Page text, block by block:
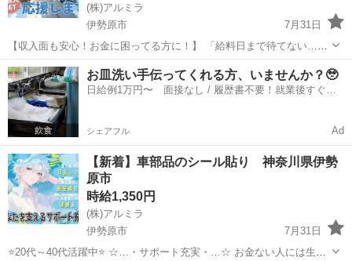
(株)アルミラ
伊勢原市
7月31日
【収入面も安心！お金に困ってる方に！】 「給料日まで待てない…」
「お財布ピンチ…」 そんな時も大丈夫！ 日払いOKだから 働いた分の
給与をすぐに受け取れます！ 急な出費にも対応できて ...
神奈川 伊勢原市 倉庫
お皿洗い手伝ってくれる方、いませんか？🥹
日給例1万円〜 面接なし / 履歴書不要！就業後すぐに
シェアフル Ad
【新着】車部品のシール貼り 神奈川県伊勢
原市
時給1,350円
(株)アルミラ
伊勢原市
7月31日
⭐20代～40代活躍中⭐ ☆…・サポート充実・…☆ お金ない人には生活